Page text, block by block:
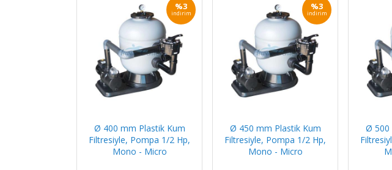
%3
indirim
Ø 400 mm Plastik Kum
Filtresiyle, Pompa 1/2 Hp,
Mono - Micro
%3
indirim
Ø 450 mm Plastik Kum
Filtresiyle, Pompa 1/2 Hp,
Mono - Micro
Ø 500